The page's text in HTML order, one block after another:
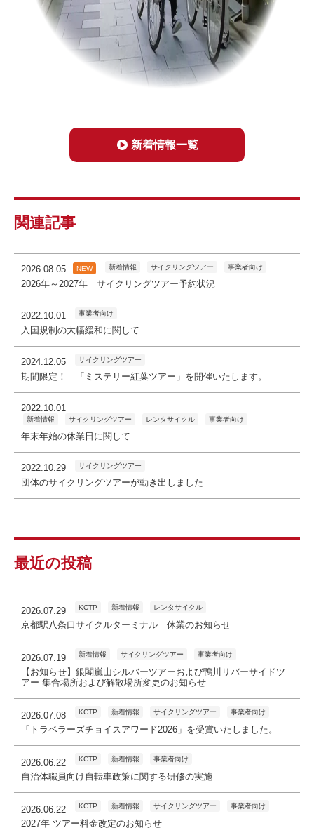
新着情報一覧
関連記事
2026.08.05 NEW 新着情報 サイクリングツアー 事業者向け
2026年～2027年 サイクリングツアー予約状況
2022.10.01 事業者向け
入国規制の大幅緩和に関して
2024.12.05 サイクリングツアー
期間限定！ 「ミステリー紅葉ツアー」を開催いたします。
2022.10.01
新着情報 サイクリングツアー レンタサイクル 事業者向け
年末年始の休業日に関して
2022.10.29 サイクリングツアー
団体のサイクリングツアーが動き出しました
最近の投稿
2026.07.29 KCTP 新着情報 レンタサイクル
京都駅八条口サイクルターミナル 休業のお知らせ
2026.07.19 新着情報 サイクリングツアー 事業者向け
【お知らせ】銀閣嵐山シルバーツアーおよび鴨川リバーサイドツ
アー 集合場所および解散場所変更のお知らせ
2026.07.08 KCTP 新着情報 サイクリングツアー 事業者向け
「トラベラーズチョイスアワード2026」を受賞いたしました。
2026.06.22 KCTP 新着情報 事業者向け
自治体職員向け自転車政策に関する研修の実施
2026.06.22 KCTP 新着情報 サイクリングツアー 事業者向け
2027年 ツアー料金改定のお知らせ